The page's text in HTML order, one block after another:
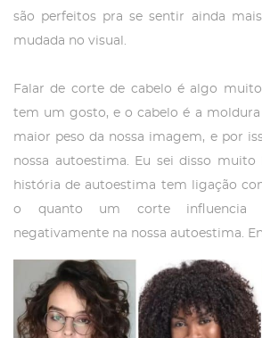
são perfeitos pra se sentir ainda
mudada no visual.
Falar de corte de cabelo é algo
tem um gosto, e o cabelo é a
maior peso da nossa imagem, e por
nossa autoestima. Eu sei disso
história de autoestima tem ligação
o quanto um corte influencia
negativamente na nossa autoestima.